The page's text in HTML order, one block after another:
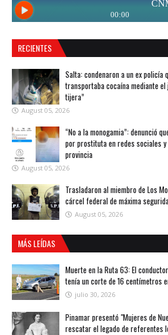
RECIENTES
Salta: condenaron a un ex policía
transportaba cocaína mediante el
tijera”
August 05, 2026
“No a la monogamia”: denunció
por prostituta en redes sociales
provincia
August 05, 2026
Trasladaron al miembro de Los
cárcel federal de máxima
August 05, 2026
MÁS LEÍDAS
Muerte en la Ruta 63: El
tenía un corte de 16 centímetros
julio 30, 2026
Pinamar presentó "Mujeres de
rescatar el legado de referentes